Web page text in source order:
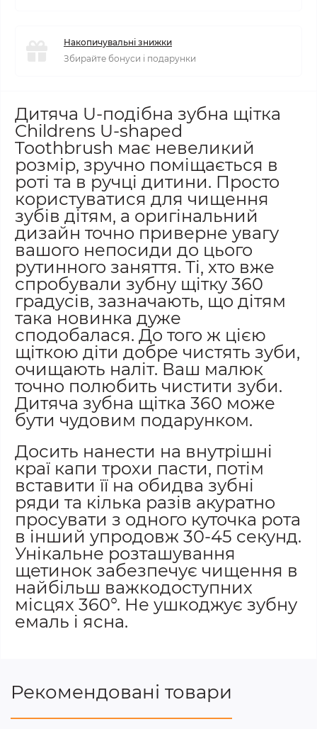
Накопичувальні знижки
Збирайте бонуси і подарунки
Дитяча U-подібна зубна щітка
Childrens U-shaped
Toothbrush має невеликий
розмір, зручно поміщається в
роті та в ручці дитини. Просто
користуватися для чищення
зубів дітям, а оригінальний
дизайн точно приверне увагу
вашого непосиди до цього
рутинного заняття. Ті, хто вже
спробували зубну щітку 360
градусів, зазначають, що дітям
така новинка дуже
сподобалася. До того ж цією
щіткою діти добре чистять зуби,
очищають наліт. Ваш малюк
точно полюбить чистити зуби.
Дитяча зубна щітка 360 може
бути чудовим подарунком.
Досить нанести на внутрішні
краї капи трохи пасти, потім
вставити її на обидва зубні
ряди та кілька разів акуратно
просувати з одного куточка рота
в інший упродовж 30-45 секунд.
Унікальне розташування
щетинок забезпечує чищення в
найбільш важкодоступних
місцях 360°. Не ушкоджує зубну
емаль і ясна.
Рекомендовані товари